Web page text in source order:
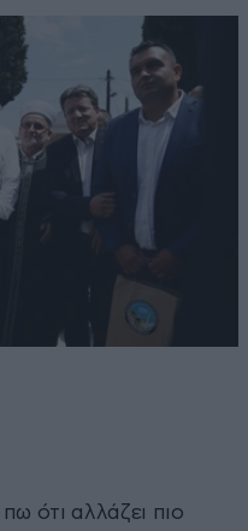
ότι αλλάζει πιο